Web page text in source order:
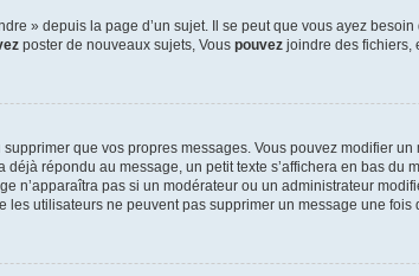
» depuis la page d’un sujet. Il se peut que vous ayez
poster de nouveaux sujets, Vous pouvez joindre des fichiers,
que vos propres messages. Vous pouvez modifier
répondu au message, un petit texte s’affichera en bas du
n’apparaîtra pas si un modérateur ou un administrateur
utilisateurs ne peuvent pas supprimer un message une fois